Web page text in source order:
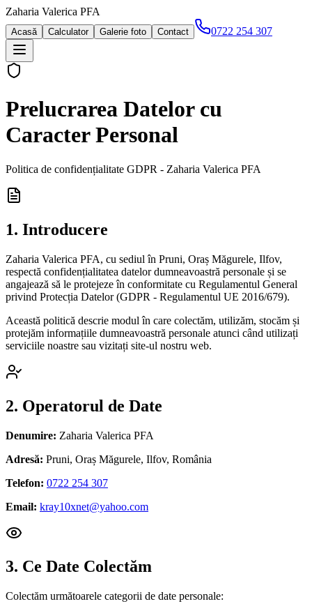
Zaharia Valerica PFA
Acasă Calculator Galerie foto Contact 0722 254 307
Prelucrarea Datelor cu
Caracter Personal
Politica de confidențialitate GDPR - Zaharia Valerica PFA
1. Introducere
Zaharia Valerica PFA, cu sediul în Pruni, Oraș Măgurele, Ilfov,
respectă confidențialitatea datelor dumneavoastră personale și se
angajează să le protejeze în conformitate cu Regulamentul General
privind Protecția Datelor (GDPR - Regulamentul UE 2016/679).
Această politică descrie modul în care colectăm, utilizăm, stocăm și
protejăm informațiile dumneavoastră personale atunci când utilizați
serviciile noastre sau vizitați site-ul nostru web.
2. Operatorul de Date
Denumire: Zaharia Valerica PFA
Adresă: Pruni, Oraș Măgurele, Ilfov, România
Telefon: 0722 254 307
Email: kray10xnet@yahoo.com
3. Ce Date Colectăm
Colectăm următoarele categorii de date personale: